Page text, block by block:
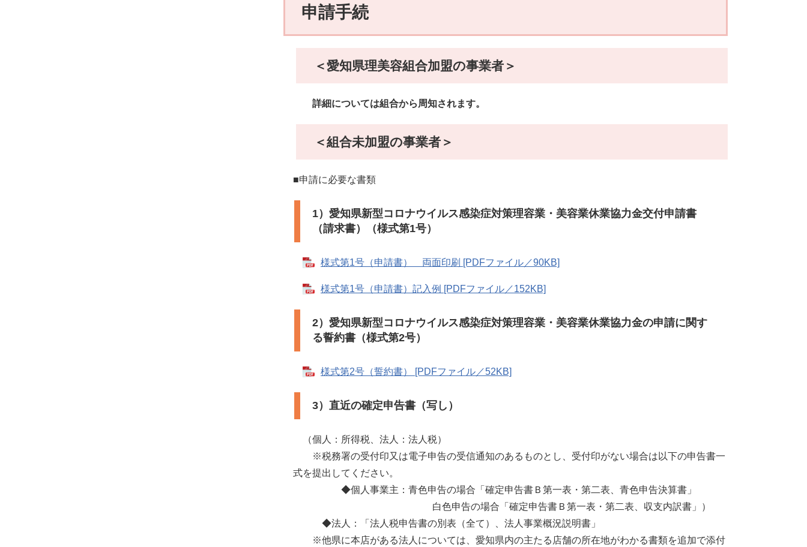
申請手続
＜愛知県理美容組合加盟の事業者＞
詳細については組合から周知されます。
＜組合未加盟の事業者＞
■申請に必要な書類
1）愛知県新型コロナウイルス感染症対策理容業・美容業休業協力金交付申請書
（請求書）（様式第1号）
様式第1号（申請書） 両面印刷 [PDFファイル／90KB]
様式第1号（申請書）記入例 [PDFファイル／152KB]
2）愛知県新型コロナウイルス感染症対策理容業・美容業休業協力金の申請に関す
る誓約書（様式第2号）
様式第2号（誓約書） [PDFファイル／52KB]
3）直近の確定申告書（写し）
（個人：所得税、法人：法人税）
※税務署の受付印又は電子申告の受信通知のあるものとし、受付印がない場合は以下の申告書一
式を提出してください。
◆個人事業主：青色申告の場合「確定申告書Ｂ第一表・第二表、青色申告決算書」
白色申告の場合「確定申告書Ｂ第一表・第二表、収支内訳書」）
◆法人：「法人税申告書の別表（全て）、法人事業概況説明書」
※他県に本店がある法人については、愛知県内の主たる店舗の所在地がわかる書類を追加で添付